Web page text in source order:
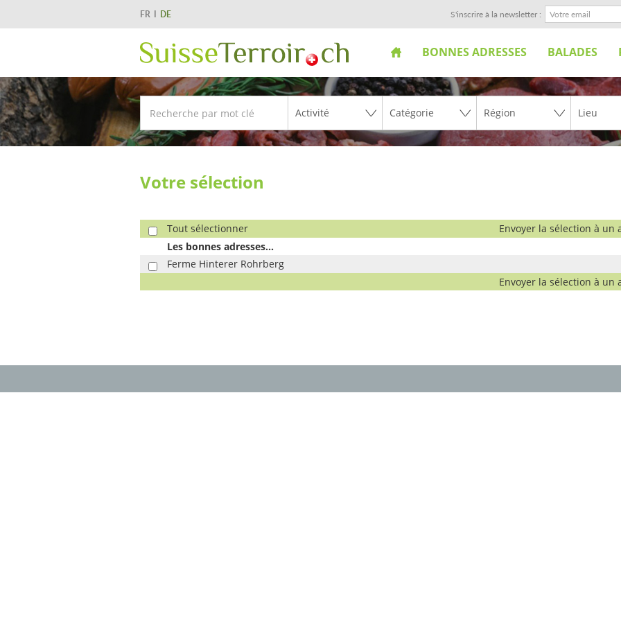
FR DE S'inscrire à la newsletter :
BONNES ADRESSES BALADES
Votre sélection
Tout sélectionner Envoyer la sélection à un
Les bonnes adresses...
Ferme Hinterer Rohrberg
Envoyer la sélection à un